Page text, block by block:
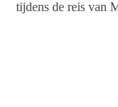
tijdens de reis van